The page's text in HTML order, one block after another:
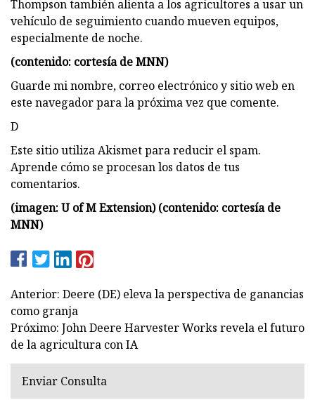
Thompson también alienta a los agricultores a usar un
vehículo de seguimiento cuando mueven equipos,
especialmente de noche.
(contenido: cortesía de MNN)
Guarde mi nombre, correo electrónico y sitio web en
este navegador para la próxima vez que comente.
D
Este sitio utiliza Akismet para reducir el spam.
Aprende cómo se procesan los datos de tus
comentarios.
(imagen: U of M Extension) (contenido: cortesía de
MNN)
Anterior: Deere (DE) eleva la perspectiva de ganancias
como granja
Próximo: John Deere Harvester Works revela el futuro
de la agricultura con IA
Enviar Consulta